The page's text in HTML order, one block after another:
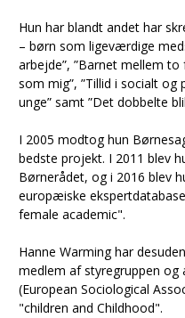
Hun har blandt andet har
– børn som ligeværdige
arbejde”, ”Barnet mellem
som mig”, ”Tillid i socialt
unge” samt ”Det dobbelte
I 2005 modtog hun
bedste projekt. I 2011 blev
Børnerådet, og i 2016 blev
europæiske
female academic".
Hanne Warming har
medlem af styregruppen og
(European Sociological
"children and Childhood".